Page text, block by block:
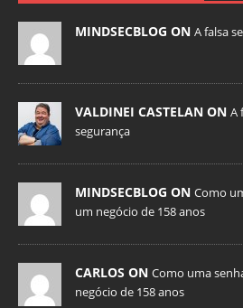
MINDSECBLOG ON A falsa
VALDINEI CASTELAN ON A
segurança
MINDSECBLOG ON Como
um negócio de 158 anos
CARLOS ON Como uma
negócio de 158 anos